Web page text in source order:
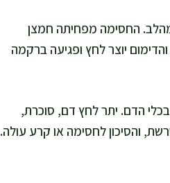
מהלב. החסימה מפחיתה חמצן
יוצר לחץ ופגיעה ברקמה
הדם. יתר לחץ דם, סוכרת,
והסיכון לחסימה או קרע עולה.